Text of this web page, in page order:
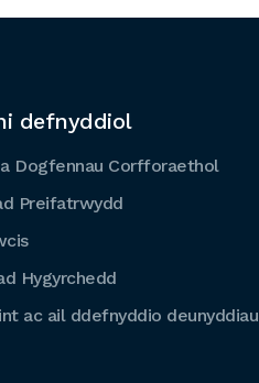
defnyddiol
Dogfennau Corfforaethol
Preifatrwydd
Hygyrchedd
ac ail ddefnyddio deunyddiau